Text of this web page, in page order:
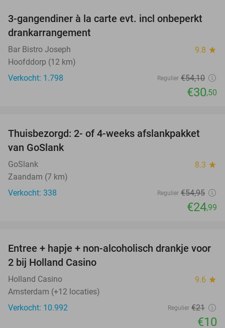
44%
3-gangendiner à la carte evt. incl onbeperkt
drankarrangement
Bar Bistro Joseph 9.8 star
Hoofddorp (12 km)
Verkocht: 1.798
Regulier €54,10
€30,50
55%
Thuisbezorgd: 2- of 4-weeks afslankpakket
van GoSlank
GoSlank 8.3 star
Zaandam (7 km)
Verkocht: 338
Regulier €54,95
€24,99
52%
Entree + hapje + non-alcoholisch drankje voor
2 bij Holland Casino
Holland Casino 9.6 star
Amsterdam (+12 locaties)
Verkocht: 10.992
Regulier €21
€10